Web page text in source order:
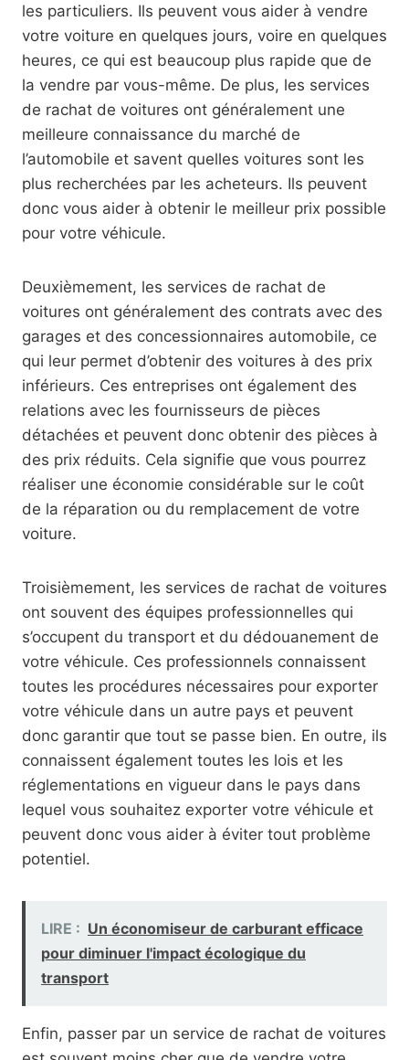
les particuliers. Ils peuvent vous aider à vendre
votre voiture en quelques jours, voire en quelques
heures, ce qui est beaucoup plus rapide que de
la vendre par vous-même. De plus, les services
de rachat de voitures ont généralement une
meilleure connaissance du marché de
l’automobile et savent quelles voitures sont les
plus recherchées par les acheteurs. Ils peuvent
donc vous aider à obtenir le meilleur prix possible
pour votre véhicule.
Deuxièmement, les services de rachat de
voitures ont généralement des contrats avec des
garages et des concessionnaires automobile, ce
qui leur permet d’obtenir des voitures à des prix
inférieurs. Ces entreprises ont également des
relations avec les fournisseurs de pièces
détachées et peuvent donc obtenir des pièces à
des prix réduits. Cela signifie que vous pourrez
réaliser une économie considérable sur le coût
de la réparation ou du remplacement de votre
voiture.
Troisièmement, les services de rachat de voitures
ont souvent des équipes professionnelles qui
s’occupent du transport et du dédouanement de
votre véhicule. Ces professionnels connaissent
toutes les procédures nécessaires pour exporter
votre véhicule dans un autre pays et peuvent
donc garantir que tout se passe bien. En outre, ils
connaissent également toutes les lois et les
réglementations en vigueur dans le pays dans
lequel vous souhaitez exporter votre véhicule et
peuvent donc vous aider à éviter tout problème
potentiel.
LIRE : Un économiseur de carburant efficace
pour diminuer l'impact écologique du
transport
Enfin, passer par un service de rachat de voitures